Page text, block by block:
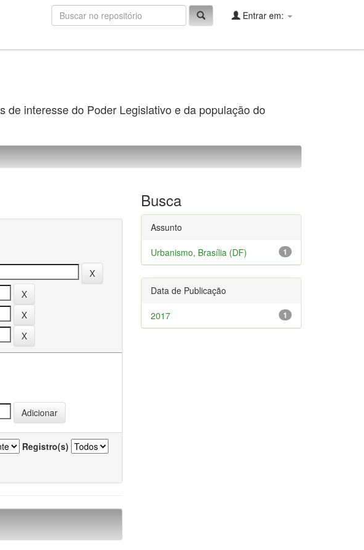
Entrar em:
interesse do Poder Legislativo e da população do
Registro(s)
Busca
Assunto
1
Urbanismo, Brasília (DF)
Data de Publicação
1
2017